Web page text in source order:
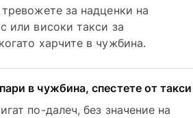
за надценки на
или високи такси за
харчите в чужбина.
в чужбина, спестете от такси
по-далеч, без значение на